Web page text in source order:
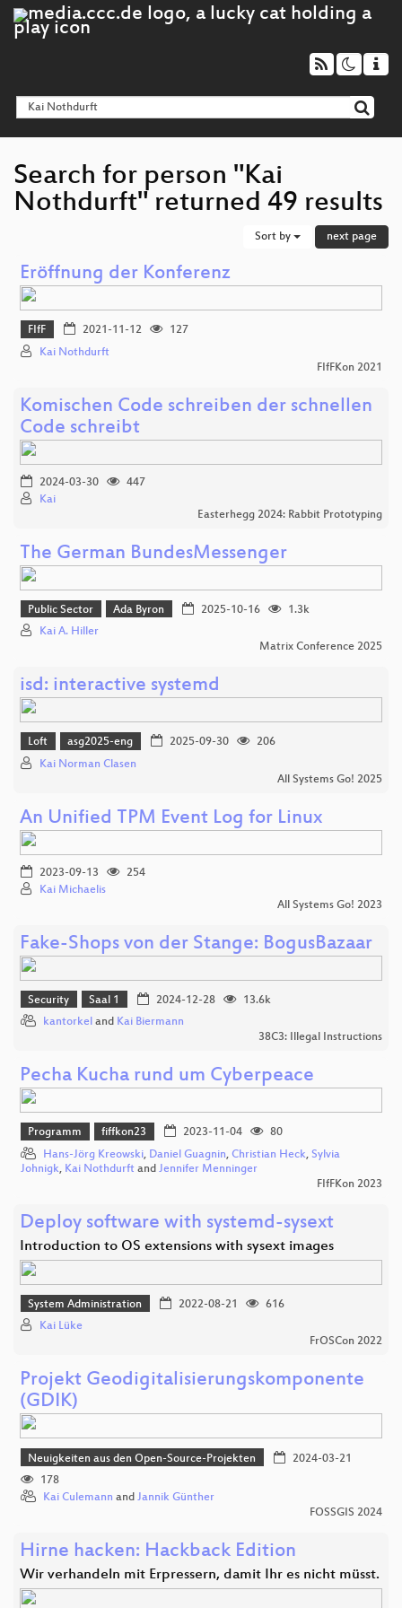
Search for person "Kai
Nothdurft" returned 49 results
Sort by next page
Eröffnung der Konferenz
FIfF 2021-11-12
127
Kai Nothdurft
FIfFKon 2021
Komischen Code schreiben der schnellen
Code schreibt
2024-03-30
447
Kai
Easterhegg 2024: Rabbit Prototyping
The German BundesMessenger
Public Sector Ada Byron 2025-10-16
1.3k
Kai A. Hiller
Matrix Conference 2025
isd: interactive systemd
Loft asg2025-eng 2025-09-30
206
Kai Norman Clasen
All Systems Go! 2025
An Unified TPM Event Log for Linux
2023-09-13
254
Kai Michaelis
All Systems Go! 2023
Fake-Shops von der Stange: BogusBazaar
Security Saal 1 2024-12-28
13.6k
kantorkel and Kai Biermann
38C3: Illegal Instructions
Pecha Kucha rund um Cyberpeace
Programm fiffkon23 2023-11-04
80
Hans-Jörg Kreowski, Daniel Guagnin, Christian Heck, Sylvia
Johnigk, Kai Nothdurft and Jennifer Menninger
FIfFKon 2023
Deploy software with systemd-sysext
Introduction to OS extensions with sysext images
System Administration 2022-08-21
616
Kai Lüke
FrOSCon 2022
Projekt Geodigitalisierungskomponente
(GDIK)
Neuigkeiten aus den Open-Source-Projekten
2024-03-21
178
Kai Culemann and Jannik Günther
FOSSGIS 2024
Hirne hacken: Hackback Edition
Wir verhandeln mit Erpressern, damit Ihr es nicht müsst.